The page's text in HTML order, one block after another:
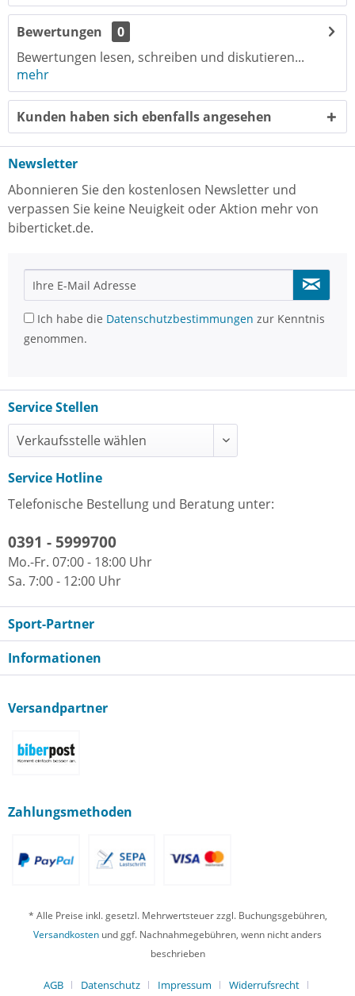
Bewertungen
0
Bewertungen lesen, schreiben und diskutieren...
mehr
Kunden haben sich ebenfalls angesehen
Newsletter
Abonnieren Sie den kostenlosen Newsletter und
verpassen Sie keine Neuigkeit oder Aktion mehr von
biberticket.de.
Ich habe die Datenschutzbestimmungen zur Kenntnis
genommen.
Service Stellen
Service Hotline
Telefonische Bestellung und Beratung unter:
0391 - 5999700
Mo.-Fr. 07:00 - 18:00 Uhr
Sa. 7:00 - 12:00 Uhr
Sport-Partner
Informationen
Versandpartner
Zahlungsmethoden
* Alle Preise inkl. gesetzl. Mehrwertsteuer zzgl. Buchungsgebühren,
Versandkosten und ggf. Nachnahmegebühren, wenn nicht anders
beschrieben
AGB Datenschutz Impressum Widerrufsrecht